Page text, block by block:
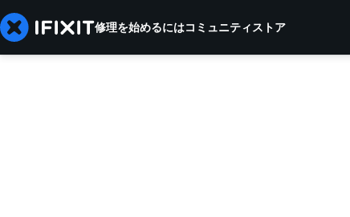
修理を始めるにはコミュニティストア